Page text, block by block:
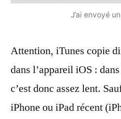
J’ai envoyé
Attention, iTunes copie
dans l’appareil iOS :
c’est donc assez lent.
iPhone ou iPad récent